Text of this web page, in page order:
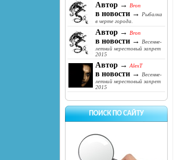
Автор → Bron
в новости →
Рыбалка
в черте города.
Автор → Bron
в новости →
Весенне-
летний нерестовый запрет
2015
Автор → AlexT
в новости →
Весенне-
летний нерестовый запрет
2015
ПОИСК ПО САЙТУ